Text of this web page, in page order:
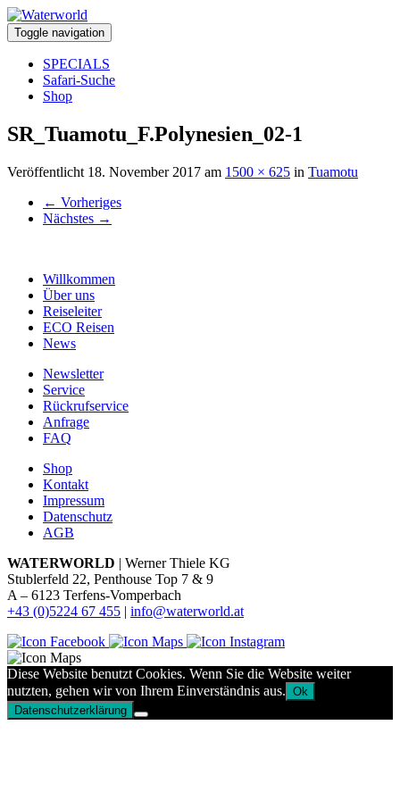
Toggle navigation
SPECIALS
Safari-Suche
Shop
SR_Tuamotu_F.Polynesien_02-1
Veröffentlicht 18. November 2017 am 1500 × 625 in Tuamotu
← Vorheriges
Nächstes →
Willkommen
Über uns
Reiseleiter
ECO Reisen
News
Newsletter
Service
Rückrufservice
Anfrage
FAQ
Shop
Kontakt
Impressum
Datenschutz
AGB
WATERWORLD | Werner Thiele KG
Stublerfeld 22, Penthouse Top 7 & 9
A – 6123 Terfens-Vomperbach
+43 (0)5224 67 455 | info@waterworld.at
Diese Website benutzt Cookies. Wenn Sie die Website weiter
nutzten, gehen wir von Ihrem Einverständnis aus. Ok
Datenschutzerklärung